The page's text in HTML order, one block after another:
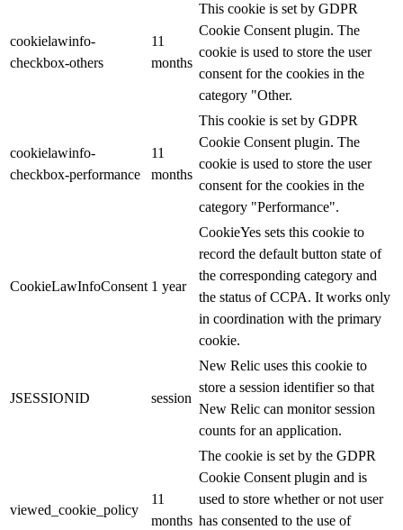
cookielawinfo-
checkbox-others
11
months
This cookie is set by GDPR
Cookie Consent plugin. The
cookie is used to store the user
consent for the cookies in the
category "Other.
cookielawinfo-
checkbox-performance
11
months
This cookie is set by GDPR
Cookie Consent plugin. The
cookie is used to store the user
consent for the cookies in the
category "Performance".
CookieLawInfoConsent 1 year
CookieYes sets this cookie to
record the default button state of
the corresponding category and
the status of CCPA. It works only
in coordination with the primary
cookie.
JSESSIONID session
New Relic uses this cookie to
store a session identifier so that
New Relic can monitor session
counts for an application.
viewed_cookie_policy
11
months
The cookie is set by the GDPR
Cookie Consent plugin and is
used to store whether or not user
has consented to the use of